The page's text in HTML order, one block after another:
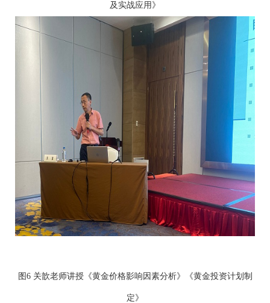
及实战应用》
图6 关歆老师讲授《黄金价格影响因素分析》《黄金投资计划制
定》